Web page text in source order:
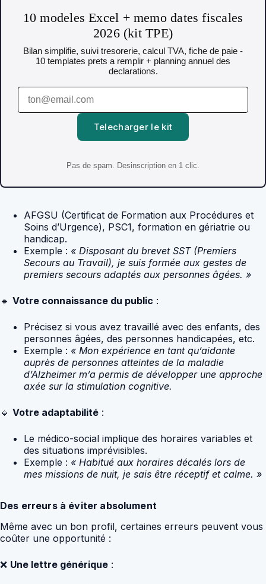
10 modeles Excel + memo dates fiscales
2026 (kit TPE)
Bilan simplifie, suivi tresorerie, calcul TVA, fiche de paie -
10 templates prets a remplir + planning annuel des
declarations.
Telecharger le kit
Pas de spam. Desinscription en 1 clic.
AFGSU (Certificat de Formation aux Procédures et
Soins d’Urgence), PSC1, formation en gériatrie ou
handicap.
Exemple : « Disposant du brevet SST (Premiers
Secours au Travail), je suis formée aux gestes de
premiers secours adaptés aux personnes âgées. »
🔹 Votre connaissance du public :
Précisez si vous avez travaillé avec des enfants, des
personnes âgées, des personnes handicapées, etc.
Exemple : « Mon expérience en tant qu’aidante
auprès de personnes atteintes de la maladie
d’Alzheimer m’a permis de développer une approche
axée sur la stimulation cognitive.
🔹 Votre adaptabilité :
Le médico-social implique des horaires variables et
des situations imprévisibles.
Exemple : « Habitué aux horaires décalés lors de
mes missions de nuit, je sais être réceptif et calme. »
Des erreurs à éviter absolument
Même avec un bon profil, certaines erreurs peuvent vous
coûter une opportunité :
❌ Une lettre générique :